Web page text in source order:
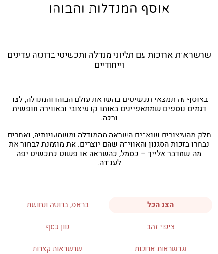
אוסף המנדלות והבוהו
שרשראות ארוכות עם תליוני מנדלה ותכשיטי ברונזה עדינים
וייחודיים
באוסף זה תמצאי תכשיטים בהשראת עולם הבוהו והמנדלה, לצד
דגמים נוספים שמתאפיינים באותו קו עיצובי ובאווירה חופשית
ורכה.
חלק מהעיצובים שואבים השראה מהמנדלה ומשמעויותיה, ואחרים
נבחרו בזכות הסגנון והאווירה שהם יוצרים. את מוזמנת לבחור את
מה שמדבר אלייך – כסמל, כהשראה או פשוט כתכשיט יפה
לענידה.
הצג הכל בראס, ברונזה ונחושת
ציפוי זהב גוון כסף
שרשראות ארוכות שרשראות קצרות